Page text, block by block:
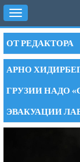
Toggle
navigation
ОТ РЕДАКТОРА
АРНО
ГРУЗИИ НАДО
ЭВАКУАЦИИ